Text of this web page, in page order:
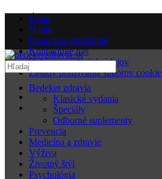
Úvod
O nás
Inzercia a predplatné
Kontaktujte nás
Ochrana osobných údajov
Zásady používania súborov cookie
Bedeker zdravia
Klasické vydania
Špeciály
Odborné suplementy
Prevencia
Medicína a zdravie
Výživa
Životný štýl
Psychológia